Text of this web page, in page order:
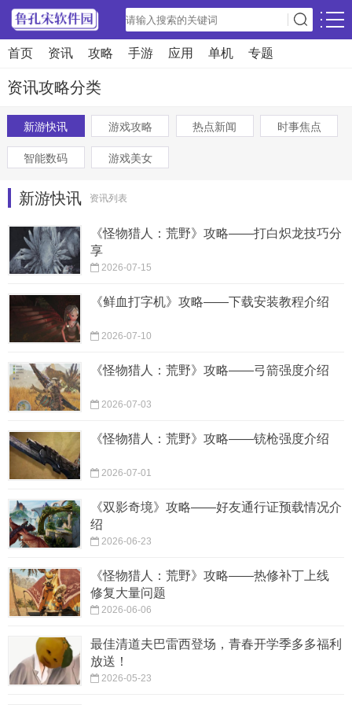
首页 资讯 攻略 手游 应用 单机 专题
资讯攻略分类
新游快讯 游戏攻略 热点新闻 时事焦点
智能数码 游戏美女
新游快讯 资讯列表
《怪物猎人：荒野》攻略——打白炽龙技巧分
享
2026-07-15
《鲜血打字机》攻略——下载安装教程介绍
2026-07-10
《怪物猎人：荒野》攻略——弓箭强度介绍
2026-07-03
《怪物猎人：荒野》攻略——铳枪强度介绍
2026-07-01
《双影奇境》攻略——好友通行证预载情况介
绍
2026-06-23
《怪物猎人：荒野》攻略——热修补丁上线
修复大量问题
2026-06-06
最佳清道夫巴雷西登场，青春开学季多多福利
放送！
2026-05-23